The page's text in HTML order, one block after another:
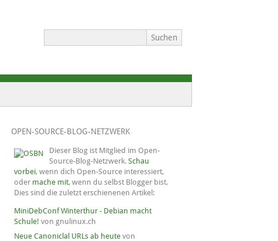
OPEN-SOURCE-BLOG-NETZWERK
Dieser Blog ist Mitglied im Open-
Source-Blog-Netzwerk.Schau
vorbei, wenn dich Open-Source interessiert,
oder mache mit, wenn du selbst Blogger bist.
Dies sind die zuletzt erschienenen Artikel:
MiniDebConf Winterthur - Debian macht
Schule! von gnulinux.ch
Neue Canoniclal URLs ab heute von